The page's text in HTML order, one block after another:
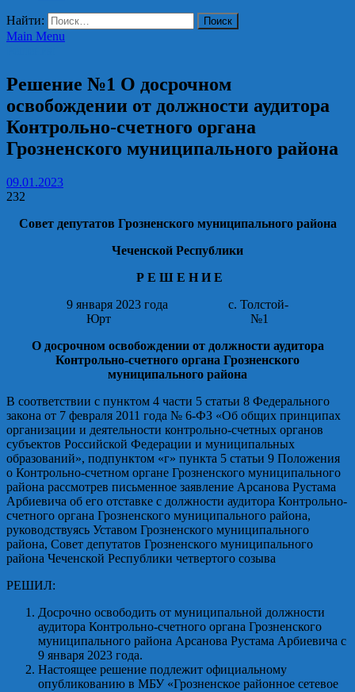
Найти:
Main Menu
Решение №1 О досрочном
освобождении от должности аудитора
Контрольно-счетного органа
Грозненского муниципального района
09.01.2023
232
Совет депутатов Грозненского муниципального района
Чеченской Республики
Р Е Ш Е Н И Е
9 января 2023 года с. Толстой-
Юрт №1
О досрочном освобождении от должностиаудитора
Контрольно-счетного органа Грозненского
муниципального района
В соответствии с пунктом 4 части 5 статьи 8 Федерального
закона от 7 февраля 2011 года № 6-ФЗ «Об общих принципах
организации и деятельности контрольно-счетных органов
субъектов Российской Федерации и муниципальных
образований», подпунктом «г» пункта 5 статьи 9 Положения
о Контрольно-счетном органе Грозненского муниципального
района рассмотрев письменное заявление Арсанова Рустама
Арбиевича об его отставке с должности аудитора Контрольно-
счетного органа Грозненского муниципального района,
руководствуясь Уставом Грозненского муниципального
района, Совет депутатов Грозненского муниципального
района Чеченской Республики четвертого созыва
РЕШИЛ:
Досрочно освободить от муниципальной должности
аудитора Контрольно-счетного органа Грозненского
муниципального района Арсанова Рустама Арбиевича с
9 января 2023 года.
Настоящее решение подлежит официальному
опубликованию в МБУ «Грозненское районное сетевое